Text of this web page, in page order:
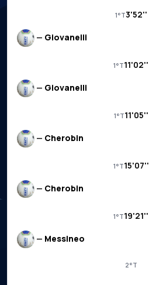
1°T3'52''
— Giovanelli
1°T11'02''
— Giovanelli
1°T11'05''
— Cherobin
1°T15'07''
— Cherobin
1°T19'21''
— Messineo
2°T